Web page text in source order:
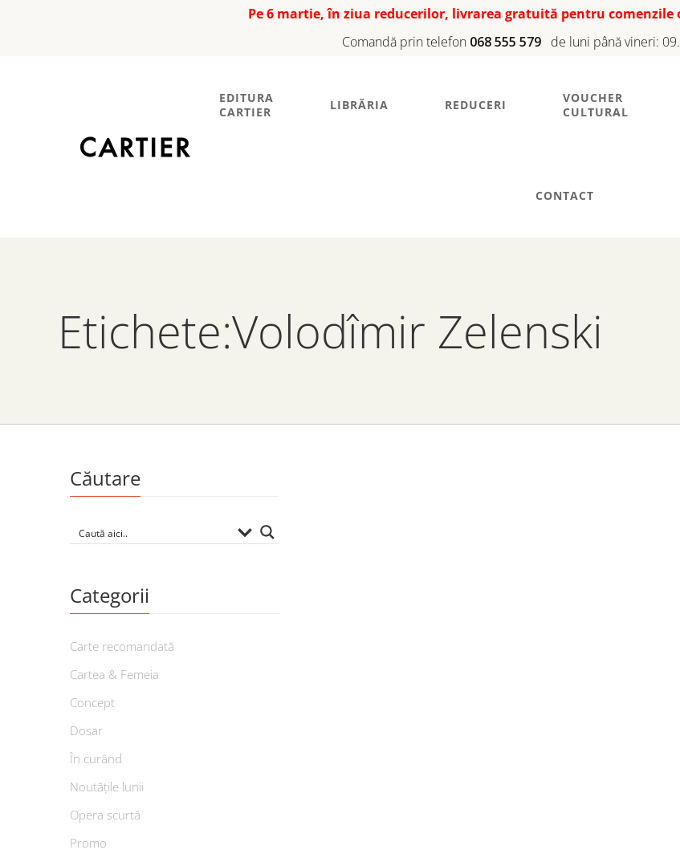
Pe 6 martie, în ziua reducerilor, livrarea gratuită pentru comenzile
Comandă prin telefon 068 555 579 de luni până vineri:
EDITURA
CARTIER
LIBRĂRIA REDUCERI
VOUCHER
CULTURAL
CONTACT
Etichete:Volodîmir Zelenski
Căutare
Categorii
Carte recomandată
Cartea & Femeia
Concept
Dosar
În curând
Noutățile lunii
Opera scurtă
Promo